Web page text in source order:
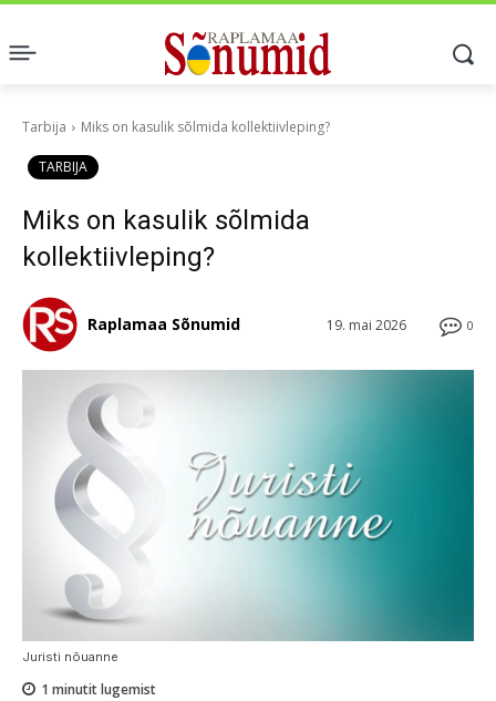
Tarbija Miks on kasulik sõlmida kollektiivleping?
TARBIJA
Miks on kasulik sõlmida
kollektiivleping?
0
19. mai 2026
Raplamaa Sõnumid
Juristi nõuanne
1 minutit lugemist